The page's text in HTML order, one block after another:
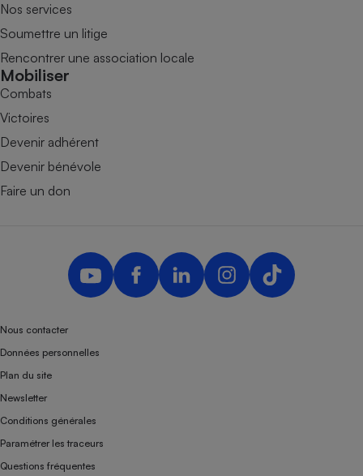
Nos services
Soumettre un litige
Rencontrer une association locale
Mobiliser
Combats
Victoires
Devenir adhérent
Devenir bénévole
Faire un don
Nous contacter
Données personnelles
Plan du site
Newsletter
Conditions générales
Paramétrer les traceurs
Questions fréquentes